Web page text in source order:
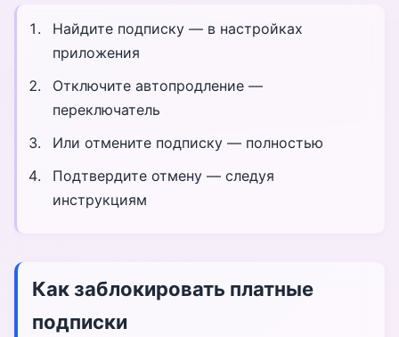
Найдите подписку — в настройках
приложения
Отключите автопродление —
переключатель
Или отмените подписку — полностью
Подтвердите отмену — следуя
инструкциям
Как заблокировать платные
подписки